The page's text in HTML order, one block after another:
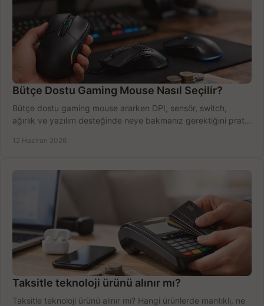
Bütçe Dostu Gaming Mouse Nasıl Seçilir?
Bütçe dostu gaming mouse ararken DPI, sensör, switch,
ağırlık ve yazılım desteğinde neye bakmanız gerektiğini pratik
12 Haziran 2026
Taksitle teknoloji ürünü alınır mı?
Taksitle teknoloji ürünü alınır mı? Hangi ürünlerde mantıklı, ne